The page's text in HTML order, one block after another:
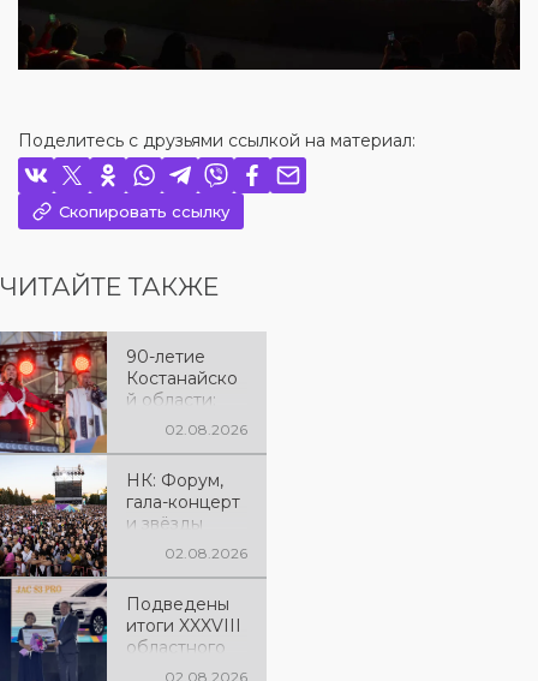
Поделитесь с друзьями ссылкой на материал:
Скопировать ссылку
ЧИТАЙТЕ ТАКЖЕ
90-летие
Костанайско
й области:
праздничный
песнями и
яркими
впечатления
02.08.2026
НК: Форум,
гала-концерт
и звёзды
эстрады: как
Костанайско
й области
02.08.2026
Подведены
итоги XXXVIII
областного
смотра-02.08.2026